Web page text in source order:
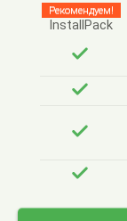
Рекомендуем!
InstallPack